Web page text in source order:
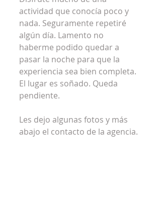
actividad que conocía poco y
nada. Seguramente repetiré
algún día. Lamento no
haberme podido quedar a
pasar la noche para que la
experiencia sea bien completa.
El lugar es soñado. Queda
pendiente.
Les dejo algunas fotos y más
abajo el contacto de la agencia.